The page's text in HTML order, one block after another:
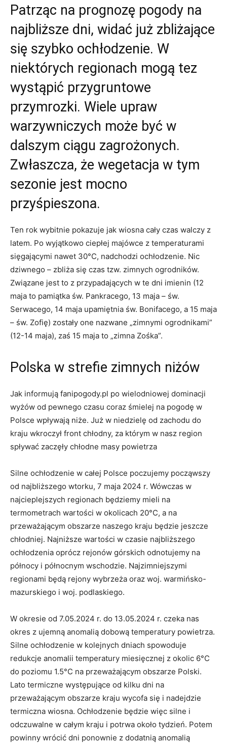
Patrząc na prognozę pogody na
najbliższe dni, widać już zbliżające
się szybko ochłodzenie. W
niektórych regionach mogą tez
wystąpić przygruntowe
przymrozki. Wiele upraw
warzywniczych może być w
dalszym ciągu zagrożonych.
Zwłaszcza, że wegetacja w tym
sezonie jest mocno
przyśpieszona.
Ten rok wybitnie pokazuje jak wiosna cały czas walczy z
latem. Po wyjątkowo ciepłej majówce z temperaturami
sięgającymi nawet 30°C, nadchodzi ochłodzenie. Nic
dziwnego – zbliża się czas tzw. zimnych ogrodników.
Związane jest to z przypadających w te dni imienin (12
maja to pamiątka św. Pankracego, 13 maja – św.
Serwacego, 14 maja upamiętnia św. Bonifacego, a 15 maja
– św. Zofię) zostały one nazwane „zimnymi ogrodnikami”
(12-14 maja), zaś 15 maja to „zimna Zośka”.
Polska w strefie zimnych niżów
Jak informują fanipogody.pl po wielodniowej dominacji
wyżów od pewnego czasu coraz śmielej na pogodę w
Polsce wpływają niże. Już w niedzielę od zachodu do
kraju wkroczył front chłodny, za którym w nasz region
spływać zaczęły chłodne masy powietrza
Silne ochłodzenie w całej Polsce poczujemy począwszy
od najbliższego wtorku, 7 maja 2024 r. Wówczas w
najcieplejszych regionach będziemy mieli na
termometrach wartości w okolicach 20°C, a na
przeważającym obszarze naszego kraju będzie jeszcze
chłodniej. Najniższe wartości w czasie najbliższego
ochłodzenia oprócz rejonów górskich odnotujemy na
północy i północnym wschodzie. Najzimniejszymi
regionami będą rejony wybrzeża oraz woj. warmińsko-
mazurskiego i woj. podlaskiego.
W okresie od 7.05.2024 r. do 13.05.2024 r. czeka nas
okres z ujemną anomalią dobową temperatury powietrza.
Silne ochłodzenie w kolejnych dniach spowoduje
redukcje anomalii temperatury miesięcznej z okolic 6°C
do poziomu 1.5°C na przeważającym obszarze Polski.
Lato termiczne występujące od kilku dni na
przeważającym obszarze kraju wycofa się i nadejdzie
termiczna wiosna. Ochłodzenie będzie więc silne i
odczuwalne w całym kraju i potrwa około tydzień. Potem
powinny wrócić dni ponownie z dodatnią anomalią